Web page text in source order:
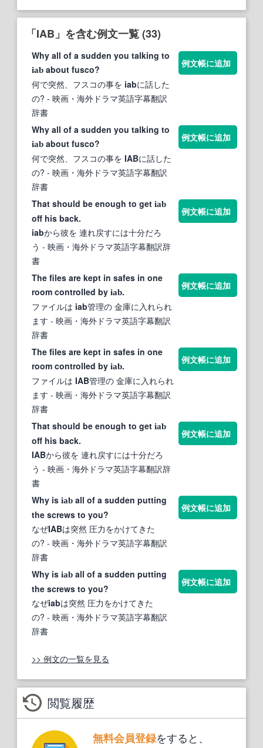
「IAB」を含む例文一覧 (33)
Why all of a sudden you talking to
iab about fusco?
何で突然、フスコの事を iabに話した
の? - 映画・海外ドラマ英語字幕翻訳
辞書
例文帳に追加
Why all of a sudden you talking to
iab about fusco?
何で突然、フスコの事を IABに話した
の? - 映画・海外ドラマ英語字幕翻訳
辞書
例文帳に追加
That should be enough to get iab
off his back.
iabから彼を 連れ戻すには十分だろ
う - 映画・海外ドラマ英語字幕翻訳辞
書
例文帳に追加
The files are kept in safes in one
room controlled by iab.
ファイルは iab管理の 金庫に入れられ
ます - 映画・海外ドラマ英語字幕翻訳
辞書
例文帳に追加
The files are kept in safes in one
room controlled by iab.
ファイルは IAB管理の 金庫に入れられ
ます - 映画・海外ドラマ英語字幕翻訳
辞書
例文帳に追加
That should be enough to get iab
off his back.
IABから彼を 連れ戻すには十分だろ
う - 映画・海外ドラマ英語字幕翻訳辞
書
例文帳に追加
Why is iab all of a sudden putting
the screws to you?
なぜIABは突然 圧力をかけてきた
の? - 映画・海外ドラマ英語字幕翻訳
辞書
例文帳に追加
Why is iab all of a sudden putting
the screws to you?
なぜiabは突然 圧力をかけてきた
の? - 映画・海外ドラマ英語字幕翻訳
辞書
例文帳に追加
>> 例文の一覧を見る
閲覧履歴
無料会員登録をすると、